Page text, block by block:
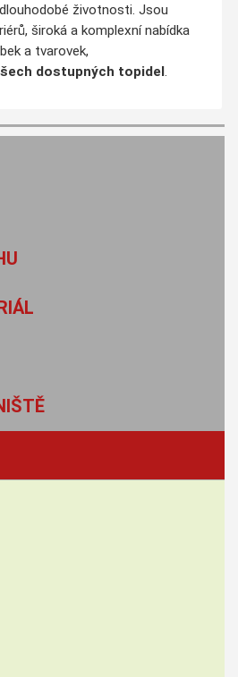
životnosti. Jsou
široká a komplexní nabídka
a tvarovek,
dostupných topidel.